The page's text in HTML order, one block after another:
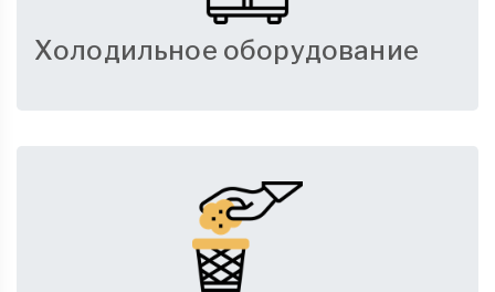
Холодильное оборудование